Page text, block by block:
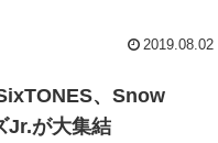
2019.08.02
、Snow
Jr.が大集結